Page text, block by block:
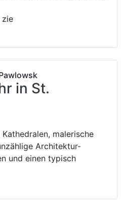
zie
in St.
malerische
Architektur-
und einen typisch